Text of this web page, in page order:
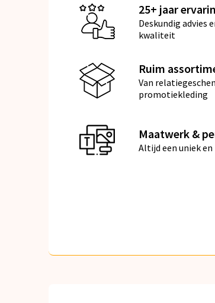
25+ jaar
Deskundig advies
kwaliteit
Ruim
Van
promotiekleding
Maatwerk &
Altijd een uniek